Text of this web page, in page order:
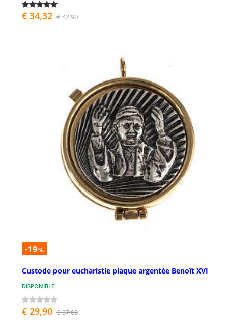
€ 34,32 € 42,90
-19%
Custode pour eucharistie plaque argentée Benoît XVI
DISPONIBLE
€ 29,90 € 37,00